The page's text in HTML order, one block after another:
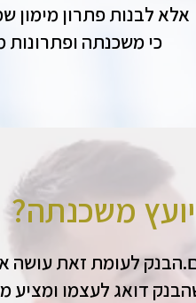
אלא לבנות פתרון מימון
כי משכנתה ופתרונות
משכנתה
לעומת זאת עושה
דואג לעצמו